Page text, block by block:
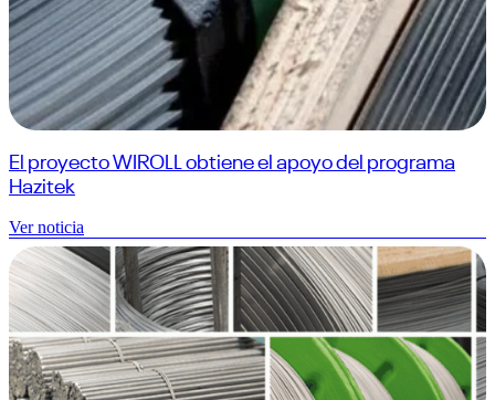
El proyecto WIROLL obtiene el apoyo del programa
Hazitek
Ver noticia